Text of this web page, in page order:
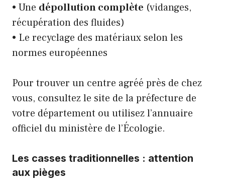
• Une dépollution complète (vidanges,
récupération des fluides)
• Le recyclage des matériaux selon les
normes européennes
Pour trouver un centre agréé près de chez
vous, consultez le site de la préfecture de
votre département ou utilisez l’annuaire
officiel du ministère de l’Écologie.
Les casses traditionnelles : attention
aux pièges